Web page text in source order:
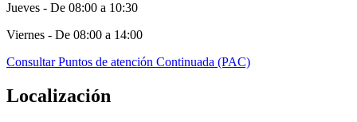
Jueves - De 08:00 a 10:30
Viernes - De 08:00 a 14:00
Consultar Puntos de atención Continuada (PAC)
Localización